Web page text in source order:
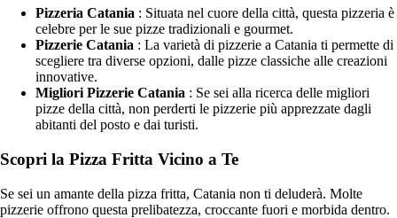
Pizzeria Catania : Situata nel cuore della città, questa pizzeria è
celebre per le sue pizze tradizionali e gourmet.
Pizzerie Catania : La varietà di pizzerie a Catania ti permette di
scegliere tra diverse opzioni, dalle pizze classiche alle creazioni
innovative.
Migliori Pizzerie Catania : Se sei alla ricerca delle migliori
pizze della città, non perderti le pizzerie più apprezzate dagli
abitanti del posto e dai turisti.
Scopri la Pizza Fritta Vicino a Te
Se sei un amante della pizza fritta, Catania non ti deluderà. Molte
pizzerie offrono questa prelibatezza, croccante fuori e morbida dentro.